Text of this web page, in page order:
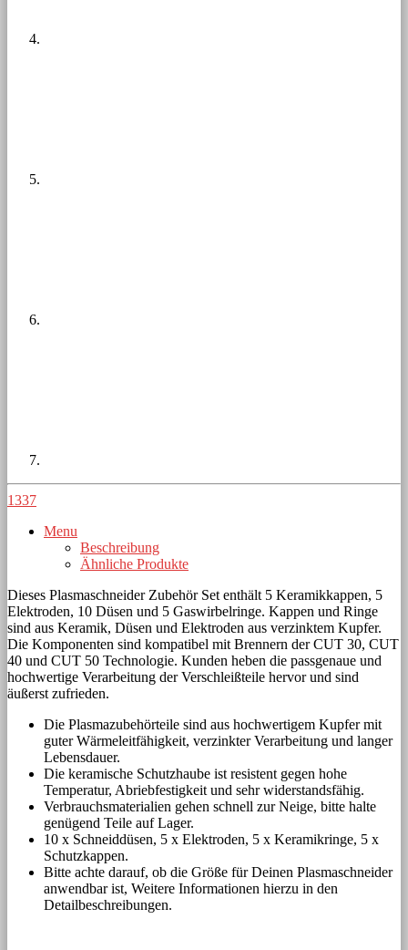
1337
Menu
Beschreibung
Ähnliche Produkte
Dieses Plasmaschneider Zubehör Set enthält 5 Keramikkappen, 5
Elektroden, 10 Düsen und 5 Gaswirbelringe. Kappen und Ringe
sind aus Keramik, Düsen und Elektroden aus verzinktem Kupfer.
Die Komponenten sind kompatibel mit Brennern der CUT 30, CUT
40 und CUT 50 Technologie. Kunden heben die passgenaue und
hochwertige Verarbeitung der Verschleißteile hervor und sind
äußerst zufrieden.
Die Plasmazubehörteile sind aus hochwertigem Kupfer mit
guter Wärmeleitfähigkeit, verzinkter Verarbeitung und langer
Lebensdauer.
Die keramische Schutzhaube ist resistent gegen hohe
Temperatur, Abriebfestigkeit und sehr widerstandsfähig.
Verbrauchsmaterialien gehen schnell zur Neige, bitte halte
genügend Teile auf Lager.
10 x Schneiddüsen, 5 x Elektroden, 5 x Keramikringe, 5 x
Schutzkappen.
Bitte achte darauf, ob die Größe für Deinen Plasmaschneider
anwendbar ist, Weitere Informationen hierzu in den
Detailbeschreibungen.